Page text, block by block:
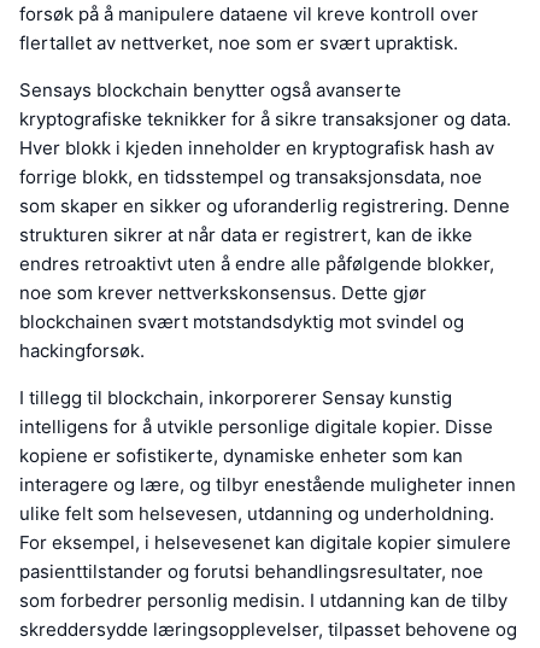
forsøk på å manipulere dataene vil kreve kontroll over
flertallet av nettverket, noe som er svært upraktisk.
Sensays blockchain benytter også avanserte
kryptografiske teknikker for å sikre transaksjoner og data.
Hver blokk i kjeden inneholder en kryptografisk hash av
forrige blokk, en tidsstempel og transaksjonsdata, noe
som skaper en sikker og uforanderlig registrering. Denne
strukturen sikrer at når data er registrert, kan de ikke
endres retroaktivt uten å endre alle påfølgende blokker,
noe som krever nettverkskonsensus. Dette gjør
blockchainen svært motstandsdyktig mot svindel og
hackingforsøk.
I tillegg til blockchain, inkorporerer Sensay kunstig
intelligens for å utvikle personlige digitale kopier. Disse
kopiene er sofistikerte, dynamiske enheter som kan
interagere og lære, og tilbyr enestående muligheter innen
ulike felt som helsevesen, utdanning og underholdning.
For eksempel, i helsevesenet kan digitale kopier simulere
pasienttilstander og forutsi behandlingsresultater, noe
som forbedrer personlig medisin. I utdanning kan de tilby
skreddersydde læringsopplevelser, tilpasset behovene og